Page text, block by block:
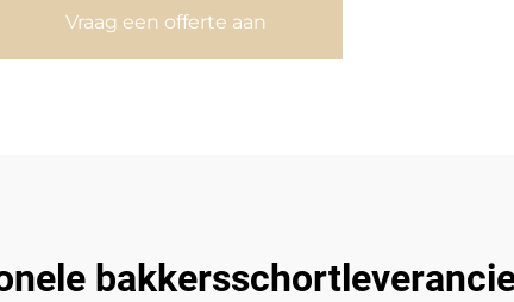
Vraag een offerte aan